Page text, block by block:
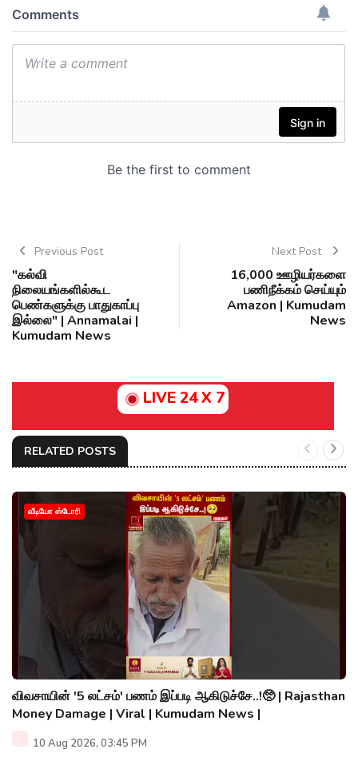
Previous Post
"கல்வி
நிலையங்களில்கூட
பெண்களுக்கு பாதுகாப்பு
இல்லை" | Annamalai |
Kumudam News
Next Post
16,000 ஊழியர்களை
பணிநீக்கம் செய்யும்
Amazon | Kumudam
News
LIVE 24 X 7
RELATED POSTS
வீடியோ ஸ்டோரி
விவசாயின் '5 லட்சம்' பணம் இப்படி ஆகிடுச்சே..!🥺 | Rajasthan
Money Damage | Viral | Kumudam News |
10 Aug 2026, 03:45 PM